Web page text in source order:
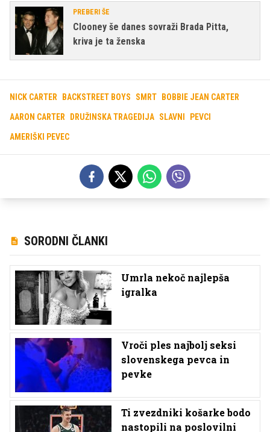
PREBERI ŠE
Clooney še danes sovraži Brada Pitta,
kriva je ta ženska
NICK CARTER BACKSTREET BOYS SMRT BOBBIE JEAN CARTER
AARON CARTER DRUŽINSKA TRAGEDIJA SLAVNI PEVCI
AMERIŠKI PEVEC
SORODNI ČLANKI
Umrla nekoč najlepša
igralka
Vroči ples najbolj seksi
slovenskega pevca in
pevke
Ti zvezdniki košarke bodo
nastopili na poslovilni